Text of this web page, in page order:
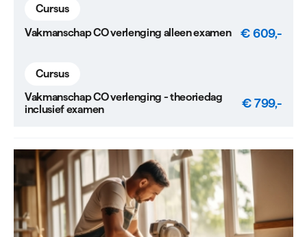
Vakmanschap CO verlenging alleen examen
Cursus
€ 609,-
Vakmanschap CO verlenging - theoriedag
inclusief examen
Cursus
€ 799,-